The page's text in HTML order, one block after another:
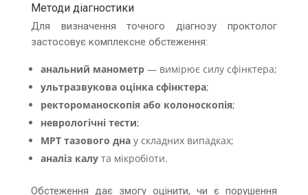
Методи діагностики
Для визначення точного діагнозу проктолог
застосовує комплексне обстеження:
анальний манометр— вимірює силу сфінктера;
ультразвукова оцінка сфінктера;
ректороманоскопія або колоноскопія;
неврологічні тести;
МРТ тазового днау складних випадках;
аналіз калута мікробіоти.
Обстеження дає змогу оцінити, чи є порушення